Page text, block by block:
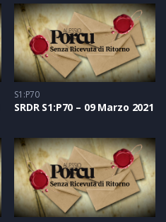
S1:P70
SRDR S1:P70 – 09 Marzo 2021